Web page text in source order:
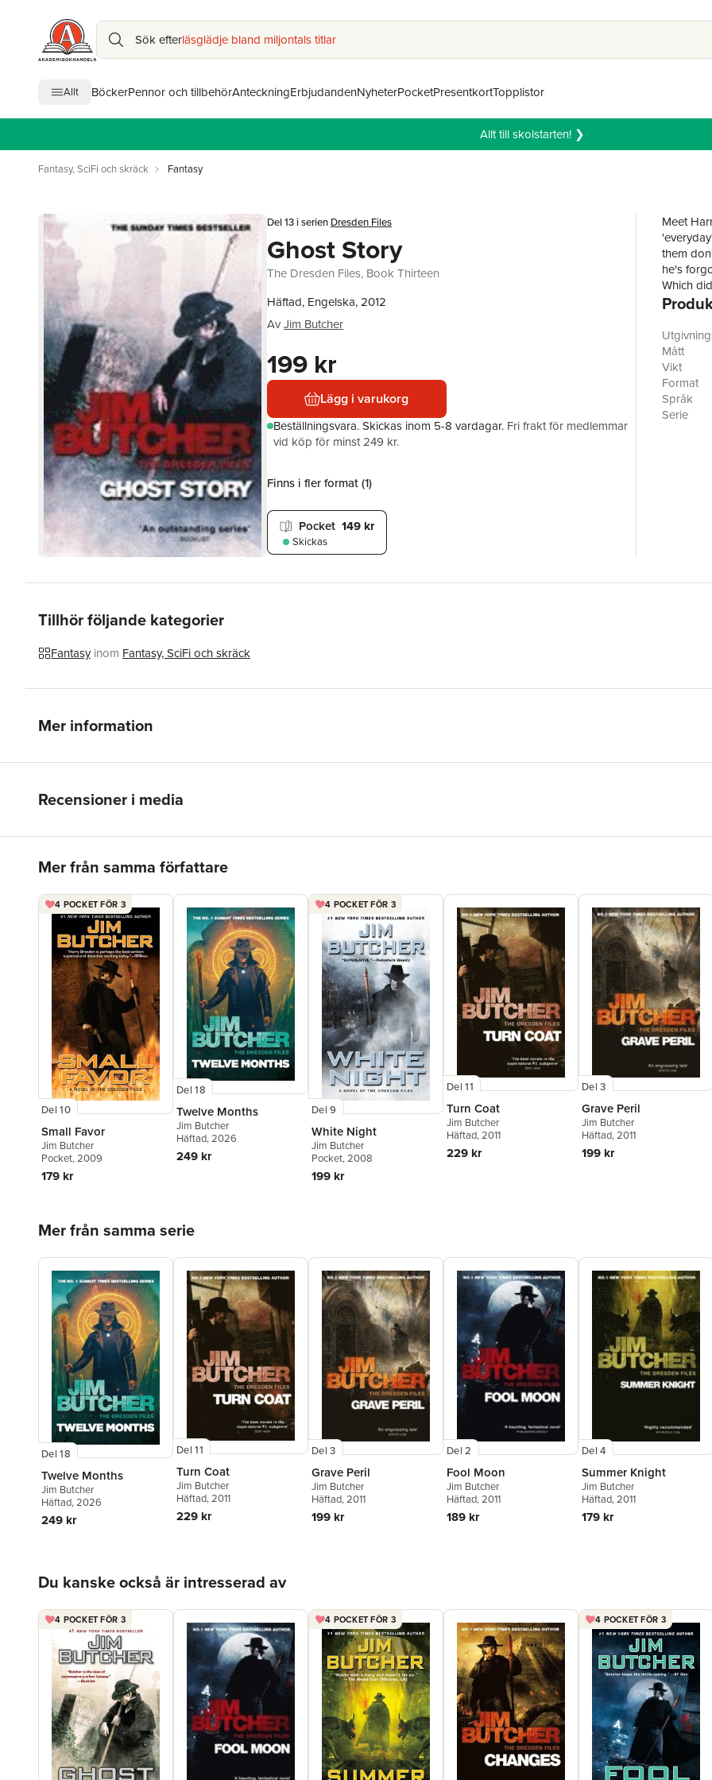
Sök efterläsglädje bland miljontals titlar
Allt BöckerPennor och tillbehörAnteckningErbjudandenNyheterPocketPresentkortTopplistor
Allt till skolstarten! ❯
Fantasy, SciFi och skräck Fantasy
Del 13 i serien Dresden Files
Ghost Story
The Dresden Files, Book Thirteen
Häftad, Engelska, 2012
AvJim Butcher
199 kr
Lägg i varukorg
Beställningsvara.Skickas inom 5-8 vardagar. Fri frakt för medlemmar
vid köp för minst 249 kr.
Finns i fler format (1)
Pocket 149 kr
Skickas
Meet
them
he's
Which
murder
realm
that
justice,
at risk.
he is
Mått
Vikt
Format
Språk
Serie
Tillhör följande kategorier
Fantasy inom Fantasy, SciFi och skräck
Mer information
Recensioner i media
Mer från samma författare
4 POCKET FÖR 3
Del 10
Small Favor
Jim Butcher
Pocket, 2009
179 kr
Del 18
Twelve Months
Jim Butcher
Häftad, 2026
249 kr
4 POCKET FÖR 3
Del 9
White Night
Jim Butcher
Pocket, 2008
199 kr
Del 11
Turn Coat
Jim Butcher
Häftad, 2011
229 kr
Del 3
Grave Peril
Jim Butcher
Häftad, 2011
199 kr
Mer från samma serie
Del 18
Twelve Months
Jim Butcher
Häftad, 2026
249 kr
Del 11
Turn Coat
Jim Butcher
Häftad, 2011
229 kr
Del 3
Grave Peril
Jim Butcher
Häftad, 2011
199 kr
Del 2
Fool Moon
Jim Butcher
Häftad, 2011
189 kr
Del 4
Summer Knight
Jim Butcher
Häftad, 2011
179 kr
Du kanske också är intresserad av
4 POCKET FÖR 3 4 POCKET FÖR 3 4 POCKET FÖR 3